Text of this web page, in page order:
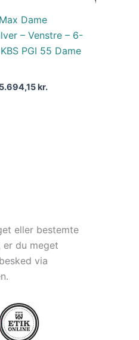
Dame
– Venstre – 6-
PGI 55 Dame
5.694,15kr.
eller bestemte
er du meget
via